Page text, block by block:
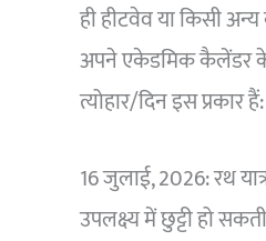
ही हीटवेव या किसी
अपने एकेडमिक कैलेंडर के
त्योहार/दिन इस प्रकार हैं:
16 जुलाई, 2026: रथ
उपलक्ष्य में छुट्टी हो